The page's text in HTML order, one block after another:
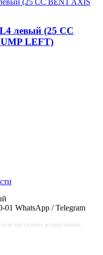
левый (25 CC
LEFT)
01 WhatsApp / Telegram
частичное копирование